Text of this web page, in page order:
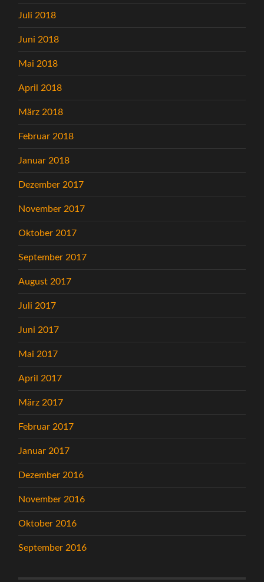
Juli 2018
Juni 2018
Mai 2018
April 2018
März 2018
Februar 2018
Januar 2018
Dezember 2017
November 2017
Oktober 2017
September 2017
August 2017
Juli 2017
Juni 2017
Mai 2017
April 2017
März 2017
Februar 2017
Januar 2017
Dezember 2016
November 2016
Oktober 2016
September 2016